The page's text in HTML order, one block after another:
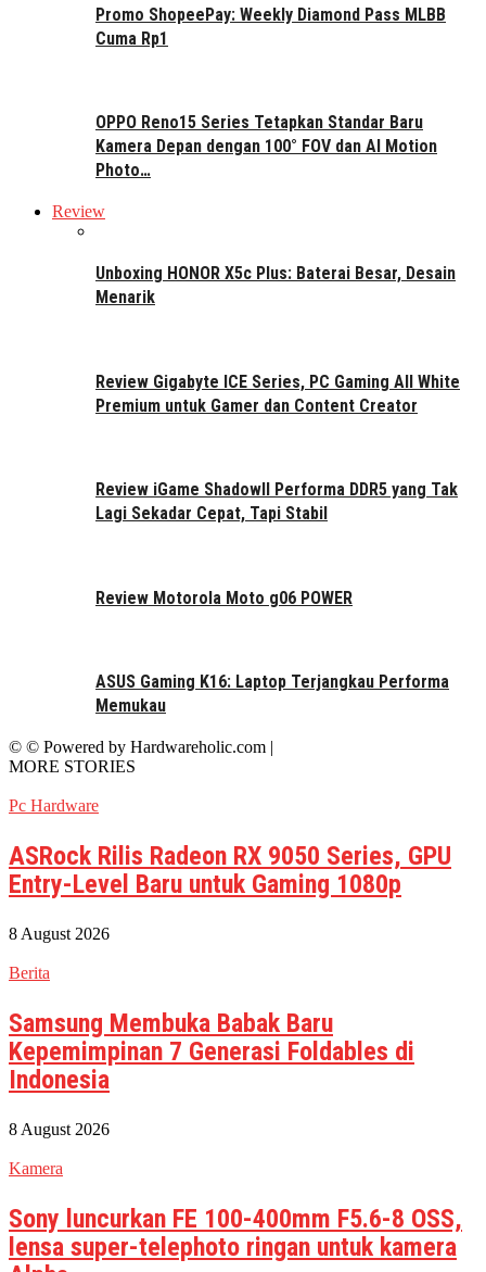
Promo ShopeePay: Weekly Diamond Pass MLBB
Cuma Rp1
OPPO Reno15 Series Tetapkan Standar Baru
Kamera Depan dengan 100° FOV dan AI Motion
Photo…
Review
Unboxing HONOR X5c Plus: Baterai Besar, Desain
Menarik
Review Gigabyte ICE Series, PC Gaming All White
Premium untuk Gamer dan Content Creator
Review iGame ShadowII Performa DDR5 yang Tak
Lagi Sekadar Cepat, Tapi Stabil
Review Motorola Moto g06 POWER
ASUS Gaming K16: Laptop Terjangkau Performa
Memukau
© © Powered by Hardwareholic.com |
MORE STORIES
Pc Hardware
ASRock Rilis Radeon RX 9050 Series, GPU
Entry-Level Baru untuk Gaming 1080p
8 August 2026
Berita
Samsung Membuka Babak Baru
Kepemimpinan 7 Generasi Foldables di
Indonesia
8 August 2026
Kamera
Sony luncurkan FE 100-400mm F5.6-8 OSS,
lensa super-telephoto ringan untuk kamera